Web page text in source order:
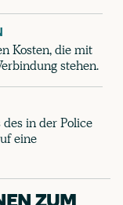
Kosten, die mit
stehen.
in der Police
eine